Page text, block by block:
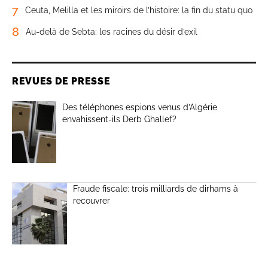
7 Ceuta, Melilla et les miroirs de l’histoire: la fin du statu quo
8 Au-delà de Sebta: les racines du désir d’exil
REVUES DE PRESSE
Des téléphones espions venus d’Algérie
envahissent-ils Derb Ghallef?
Fraude fiscale: trois milliards de dirhams à
recouvrer